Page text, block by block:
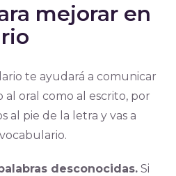
mejorar en
te ayudará a comunicar
oral como al escrito, por
al pie de la letra y vas a
desconocidas.Si